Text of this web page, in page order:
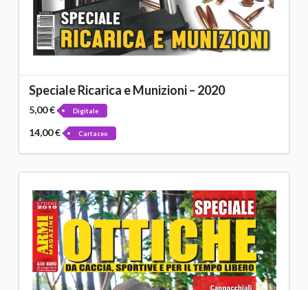
Speciale Ricarica e Munizioni – 2020
5,00 € Digitale
14,00 € Cartaceo